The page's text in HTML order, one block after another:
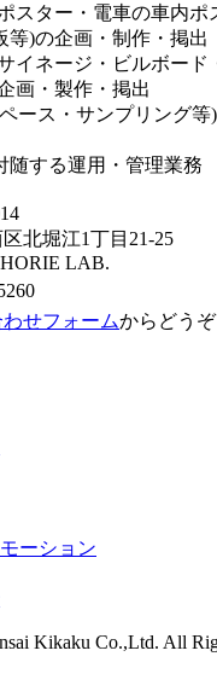
スター・電車の車内ポ
等)の企画・制作・掲出
イネージ・ビルボード
画・製作・掲出
ース・サンプリング等
随する運用・管理業務
区北堀江1丁目21-25
LAB.
せフォームからどうぞ
ーション
Kikaku Co.,Ltd. All